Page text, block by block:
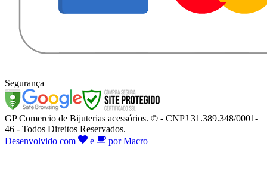
Segurança
GP Comercio de Bijuterias acessórios. © - CNPJ 31.389.348/0001-
46 - Todos Direitos Reservados.
Desenvolvido com
e por Macro